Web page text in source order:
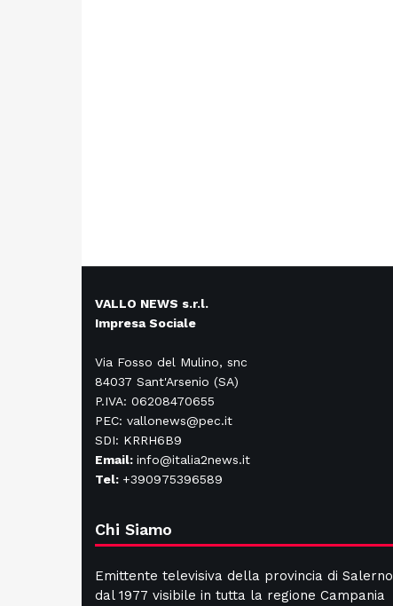
VALLO NEWS s.r.l.
Impresa Sociale
Via Fosso del Mulino, snc
84037 Sant'Arsenio (SA)
P.IVA: 06208470655
PEC: vallonews@pec.it
SDI: KRRH6B9
Email: info@italia2news.it
Tel: +390975396589
Chi Siamo
Emittente televisiva della provincia di Salerno
dal 1977 visibile in tutta la regione Campania